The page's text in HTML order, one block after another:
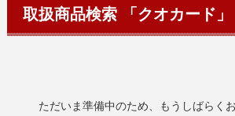
取扱商品検索 「クオカード」
ただいま準備中のため、もうしばらく